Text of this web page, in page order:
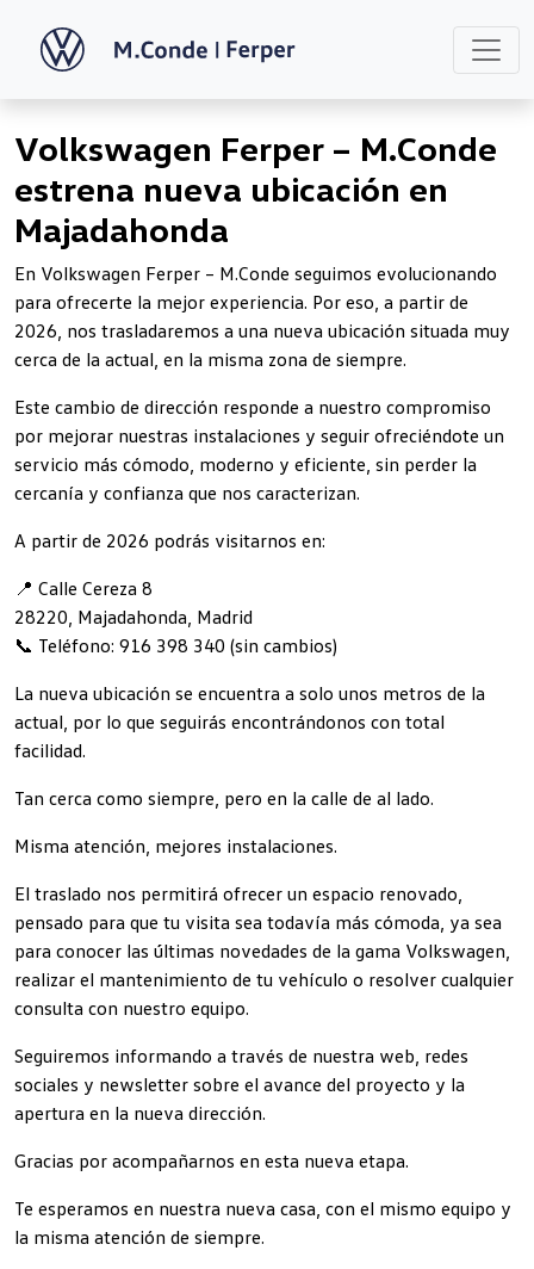
Volkswagen Ferper – M.Conde
estrena nueva ubicación en
Majadahonda
En Volkswagen Ferper – M.Conde seguimos evolucionando
para ofrecerte la mejor experiencia. Por eso, a partir de
2026, nos trasladaremos a una nueva ubicación situada muy
cerca de la actual, en la misma zona de siempre.
Este cambio de dirección responde a nuestro compromiso
por mejorar nuestras instalaciones y seguir ofreciéndote un
servicio más cómodo, moderno y eficiente, sin perder la
cercanía y confianza que nos caracterizan.
A partir de 2026 podrás visitarnos en:
📍 Calle Cereza 8
28220, Majadahonda, Madrid
📞 Teléfono: 916 398 340 (sin cambios)
La nueva ubicación se encuentra a solo unos metros de la
actual, por lo que seguirás encontrándonos con total
facilidad.
Tan cerca como siempre, pero en la calle de al lado.
Misma atención, mejores instalaciones.
El traslado nos permitirá ofrecer un espacio renovado,
pensado para que tu visita sea todavía más cómoda, ya sea
para conocer las últimas novedades de la gama Volkswagen,
realizar el mantenimiento de tu vehículo o resolver cualquier
consulta con nuestro equipo.
Seguiremos informando a través de nuestra web, redes
sociales y newsletter sobre el avance del proyecto y la
apertura en la nueva dirección.
Gracias por acompañarnos en esta nueva etapa.
Te esperamos en nuestra nueva casa, con el mismo equipo y
la misma atención de siempre.